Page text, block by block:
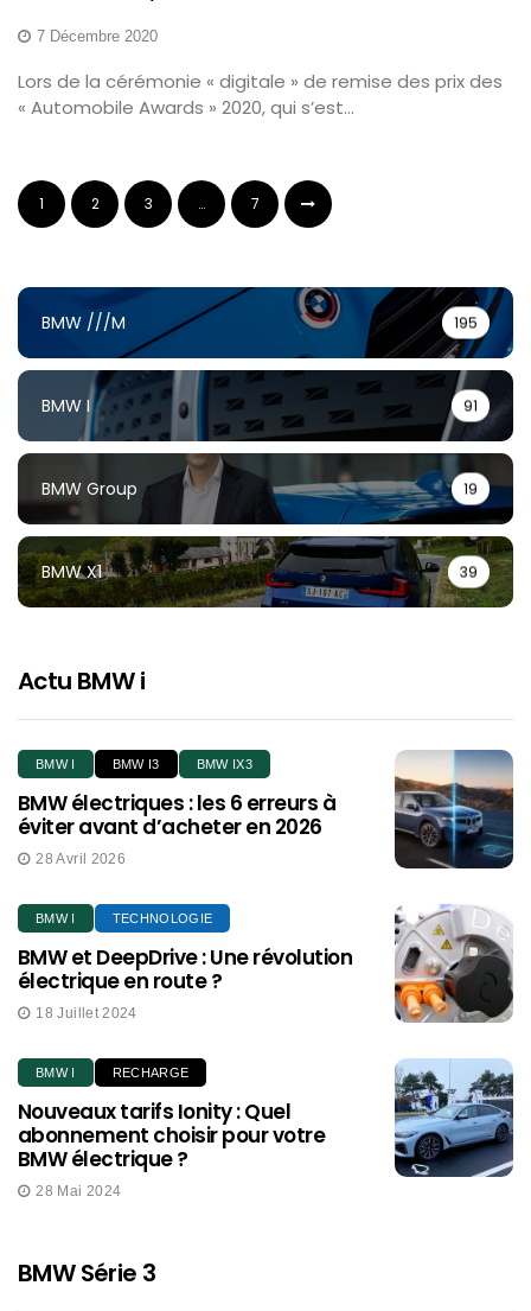
7 Décembre 2020
Lors de la cérémonie « digitale » de remise des prix des
« Automobile Awards » 2020, qui s’est...
1 2 3 … 7
BMW ///M 195
BMW I 91
BMW Group 19
BMW X1 39
Actu BMW i
BMW I BMW I3 BMW IX3
BMW électriques : les 6 erreurs à
éviter avant d’acheter en 2026
28 Avril 2026
BMW I TECHNOLOGIE
BMW et DeepDrive : Une révolution
électrique en route ?
18 Juillet 2024
BMW I RECHARGE
Nouveaux tarifs Ionity : Quel
abonnement choisir pour votre
BMW électrique ?
28 Mai 2024
BMW Série 3